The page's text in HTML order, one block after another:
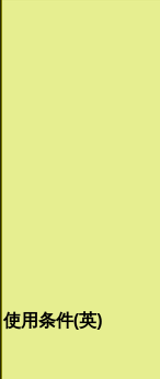
使用条件(英)